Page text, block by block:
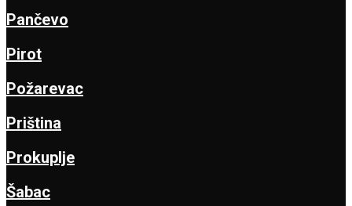
Pančevo
Pirot
Požarevac
Priština
Prokuplje
Šabac